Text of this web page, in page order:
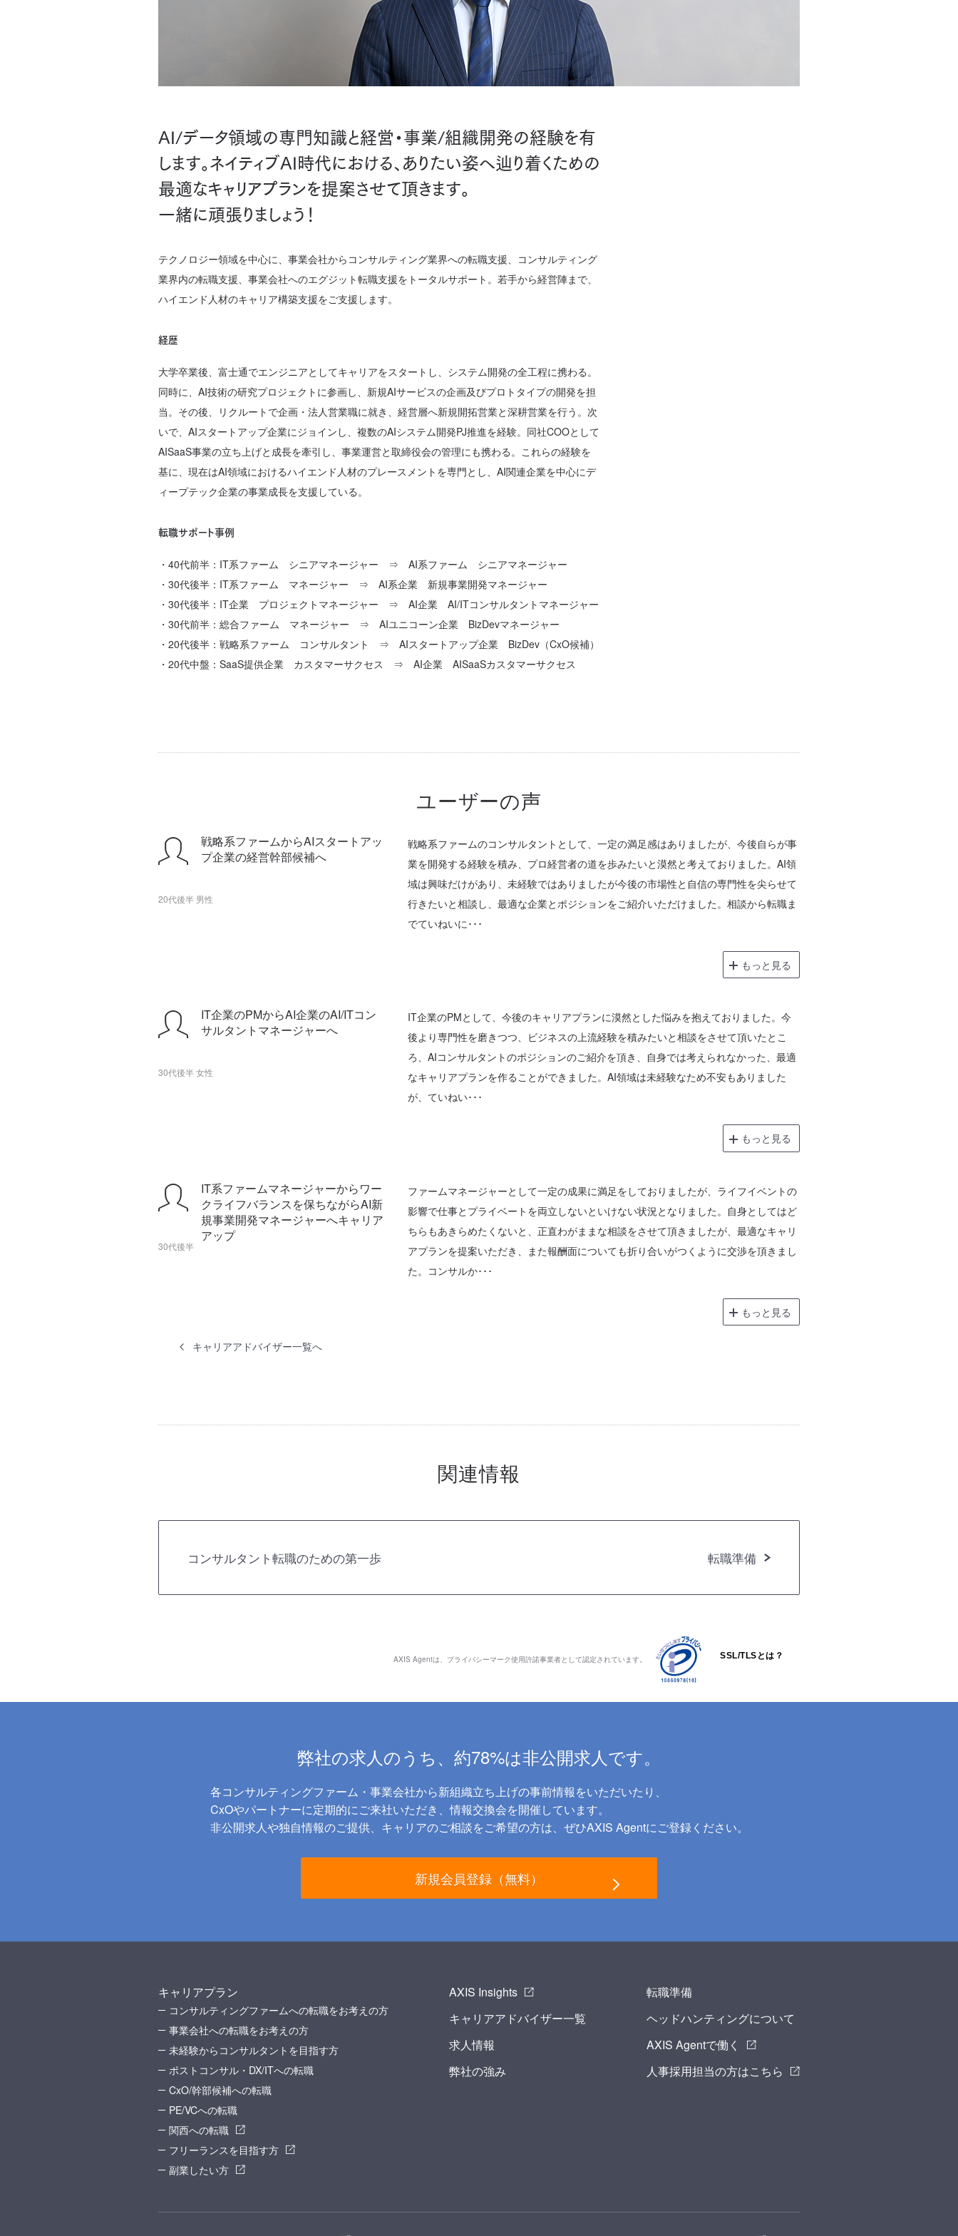
AI/データ領域の専門知識と経営・事業/組織開発の経験を有
します。ネイティブAI時代における、ありたい姿へ辿り着くための
最適なキャリアプランを提案させて頂きます。
一緒に頑張りましょう！
テクノロジー領域を中心に、事業会社からコンサルティング業界への転職支援、コンサルティング
業界内の転職支援、事業会社へのエグジット転職支援をトータルサポート。若手から経営陣まで、
ハイエンド人材のキャリア構築支援をご支援します。
経歴
大学卒業後、富士通でエンジニアとしてキャリアをスタートし、システム開発の全工程に携わる。
同時に、AI技術の研究プロジェクトに参画し、新規AIサービスの企画及びプロトタイプの開発を担
当。その後、リクルートで企画・法人営業職に就き、経営層へ新規開拓営業と深耕営業を行う。次
いで、AIスタートアップ企業にジョインし、複数のAIシステム開発PJ推進を経験。同社COOとして
AISaaS事業の立ち上げと成長を牽引し、事業運営と取締役会の管理にも携わる。これらの経験を
基に、現在はAI領域におけるハイエンド人材のプレースメントを専門とし、AI関連企業を中心にデ
ィープテック企業の事業成長を支援している。
転職サポート事例
・40代前半：IT系ファーム シニアマネージャー ⇒ AI系ファーム シニアマネージャー
・30代後半：IT系ファーム マネージャー ⇒ AI系企業 新規事業開発マネージャー
・30代後半：IT企業 プロジェクトマネージャー ⇒ AI企業 AI/ITコンサルタントマネージャー
・30代前半：総合ファーム マネージャー ⇒ AIユニコーン企業 BizDevマネージャー
・20代後半：戦略系ファーム コンサルタント ⇒ AIスタートアップ企業 BizDev（CxO候補）
・20代中盤：SaaS提供企業 カスタマーサクセス ⇒ AI企業 AISaaSカスタマーサクセス
ユーザーの声
戦略系ファームからAIスタートアッ
プ企業の経営幹部候補へ
20代後半 男性
戦略系ファームのコンサルタントとして、一定の満足感はありましたが、今後自らが事
業を開発する経験を積み、プロ経営者の道を歩みたいと漠然と考えておりました。AI領
域は興味だけがあり、未経験ではありましたが今後の市場性と自信の専門性を尖らせて
行きたいと相談し、最適な企業とポジションをご紹介いただけました。相談から転職ま
でていねいに･･･
もっと見る
IT企業のPMからAI企業のAI/ITコン
サルタントマネージャーへ
30代後半 女性
IT企業のPMとして、今後のキャリアプランに漠然とした悩みを抱えておりました。今
後より専門性を磨きつつ、ビジネスの上流経験を積みたいと相談をさせて頂いたとこ
ろ、AIコンサルタントのポジションのご紹介を頂き、自身では考えられなかった、最適
なキャリアプランを作ることができました。AI領域は未経験なため不安もありました
が、ていねい･･･
もっと見る
IT系ファームマネージャーからワー
クライフバランスを保ちながらAI新
規事業開発マネージャーへキャリア
アップ
30代後半
ファームマネージャーとして一定の成果に満足をしておりましたが、ライフイベントの
影響で仕事とプライベートを両立しないといけない状況となりました。自身としてはど
ちらもあきらめたくないと、正直わがままな相談をさせて頂きましたが、最適なキャリ
アプランを提案いただき、また報酬面についても折り合いがつくように交渉を頂きまし
た。コンサルか･･･
もっと見る
キャリアアドバイザー一覧へ
関連情報
コンサルタント転職のための第一歩 転職準備
AXIS Agentは、 プライバシーマーク使用許諾事業者として認定されています。 SSL/TLSとは？
弊社の求人のうち、約78%は非公開求人です。
各コンサルティングファーム・事業会社から新組織立ち上げの事前情報をいただいたり、
CxOやパートナーに定期的にご来社いただき、情報交換会を開催しています。
非公開求人や独自情報のご提供、キャリアのご相談をご希望の方は、ぜひAXIS Agentにご登録ください。
新規会員登録（無料）
キャリアプラン
コンサルティングファームへの転職をお考えの方
事業会社への転職をお考えの方
未経験からコンサルタントを目指す方
ポストコンサル・DX/ITへの転職
CxO/幹部候補への転職
PE/VCへの転職
関西への転職
フリーランスを目指す方
副業したい方
AXIS Insights
キャリアアドバイザー一覧
求人情報
弊社の強み
転職準備
ヘッドハンティングについて
AXIS Agentで働く
人事採用担当の方はこちら